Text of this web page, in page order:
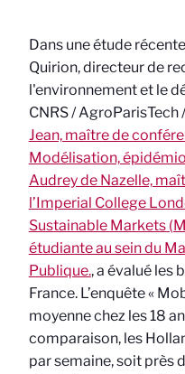
Dans une étude
Quirion, directeur de
l'environnement et le
CNRS / AgroParisTech
Jean, maître de
Modélisation,
Audrey de Nazelle,
l’Imperial College
Sustainable Markets
étudiante au sein du
Publique., a évalué les
France. L’enquête «
moyenne chez les 18
comparaison, les
par semaine, soit près